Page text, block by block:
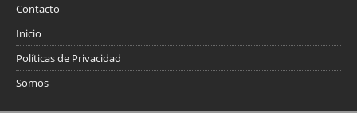
Contacto
Inicio
Políticas de Privacidad
Somos